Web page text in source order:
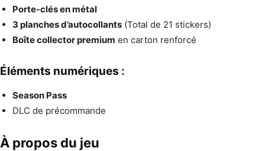
Porte-clés en métal
3 planches d’autocollants (Total de 21 stickers)
Boîte collector premium en carton renforcé
Éléments numériques :
Season Pass
DLC de précommande
À propos du jeu